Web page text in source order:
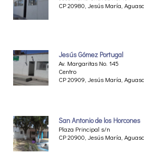
CP 20980, Jesús María,
Jesús Gómez Portugal
Av. Margaritas No. 145
Centro
CP 20909, Jesús María,
San Antonio de los Horcones
Plaza Principal s/n
CP 20900, Jesús María,